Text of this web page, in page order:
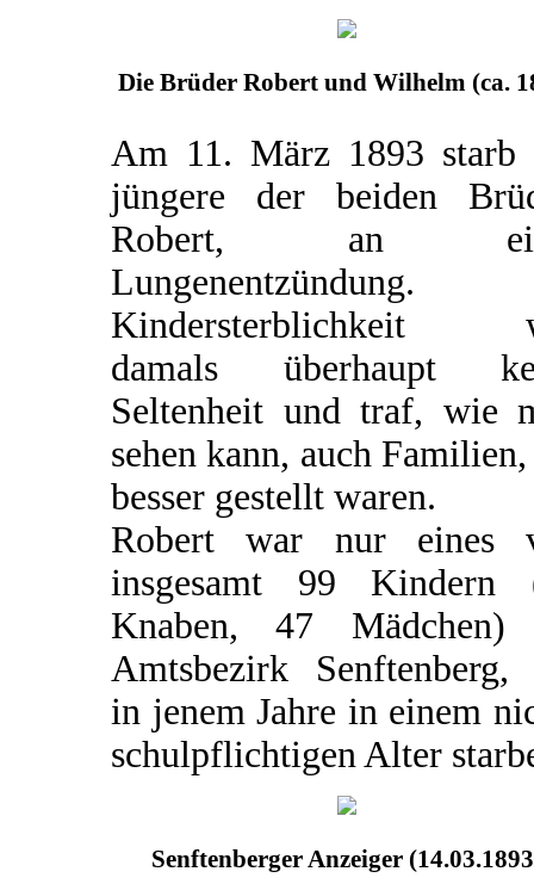
Die Brüder Robert und Wilhelm (ca.
Am 11. März 1893 starb
jüngere der beiden
Robert, an
Lungenentzündung.
Kindersterblichkeit
damals überhaupt
Seltenheit und traf, wie
sehen kann, auch
besser gestellt waren.
Robert war nur eines
insgesamt 99 Kindern
Knaben, 47
Amtsbezirk Senftenberg,
in jenem Jahre in einem
schulpflichtigen Alter
Senftenberger Anzeiger